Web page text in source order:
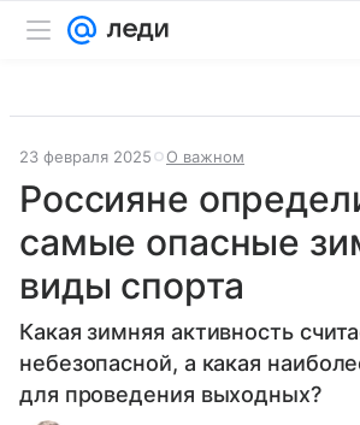
23 февраля 2025 О важном
Россияне
самые опасные
виды спорта
Какая зимняя активность
небезопасной, а какая
для проведения выходных?